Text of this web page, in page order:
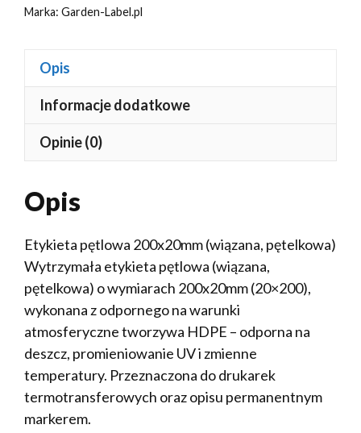
Marka: Garden-Label.pl
Opis
Informacje dodatkowe
Opinie (0)
Opis
Etykieta pętlowa 200x20mm (wiązana, pętelkowa)
Wytrzymała etykieta pętlowa (wiązana,
pętelkowa) o wymiarach 200x20mm (20×200),
wykonana z odpornego na warunki
atmosferyczne tworzywa HDPE – odporna na
deszcz, promieniowanie UV i zmienne
temperatury. Przeznaczona do drukarek
termotransferowych oraz opisu permanentnym
markerem.